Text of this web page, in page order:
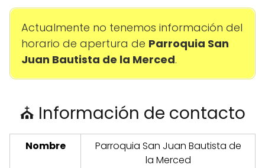
Actualmente no tenemos información del
horario de apertura de Parroquia San
Juan Bautista de la Merced.
⛪ Información de contacto
Nombre
Parroquia San Juan Bautista de
la Merced